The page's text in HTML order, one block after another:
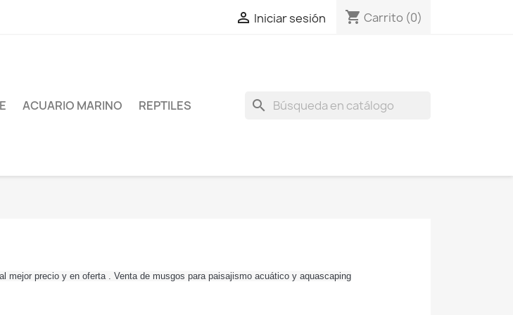
 Iniciar sesión shopping_cart Carrito (0)
ACUARIO MARINO REPTILES search
mejor precio y en oferta . Venta de musgos para paisajismo acuático y aquascaping